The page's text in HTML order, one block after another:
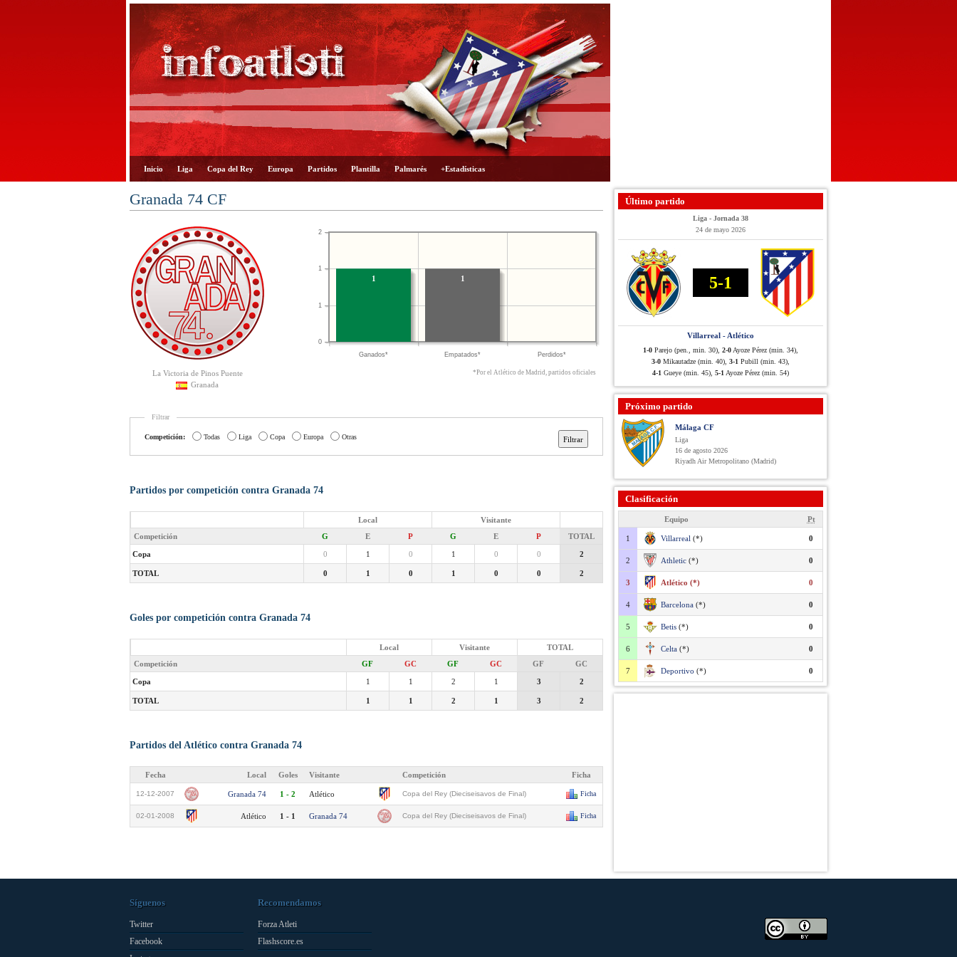
Inicio Liga Copa del Rey Europa Partidos Plantilla Palmarés +Estadísticas
Granada 74 CF
La Victoria de Pinos Puente
Granada
Ganados* Empatados* Perdidos*
0
1
1
2
1
1
*Por el Atlético de Madrid, partidos oficiales
Filtrar
Competición: Todas Liga Copa Europa Otras
Partidos por competición contra Granada 74
Local
Visitante
Competición
G E P G E P TOTAL
Copa 0 1 0 1 0 0 2
TOTAL 0 1 0 1 0 0 2
Goles por competición contra Granada 74
Local Visitante
TOTAL
Competición
GF GC GF GC GF GC
Copa 1 1 2 1 3 2
TOTAL 1 1 2 1 3 2
Partidos del Atlético contra Granada 74
Fecha Local Goles Visitante Competición Ficha
12-12-2007 Granada 74 1 - 2 Atlético Copa del Rey (Dieciseisavos de Final) Ficha
02-01-2008 Atlético 1 - 1 Granada 74 Copa del Rey (Dieciseisavos de Final) Ficha
Último partido
Liga - Jornada 38
24 de mayo 2026
5-1
Villarreal - Atlético
1-0 Parejo (pen., min. 30), 2-0 Ayoze Pérez (min. 34),
3-0 Mikautadze (min. 40), 3-1 Pubill (min. 43),
4-1 Gueye (min. 45), 5-1 Ayoze Pérez (min. 54)
Próximo partido
Málaga CF
Liga
16 de agosto 2026
Riyadh Air Metropolitano (Madrid)
Clasificación
Equipo Pt
1 Villarreal (*) 0
2 Athletic (*) 0
3 Atlético (*) 0
4 Barcelona (*) 0
5 Betis (*) 0
6 Celta (*) 0
7 Deportivo (*) 0
Síguenos
Twitter
Facebook
Recomendamos
Forza Atleti
Flashscore.es